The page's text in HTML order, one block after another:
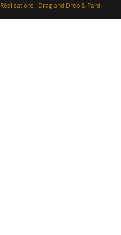
Réalisations : Drag and Drop & Pardi